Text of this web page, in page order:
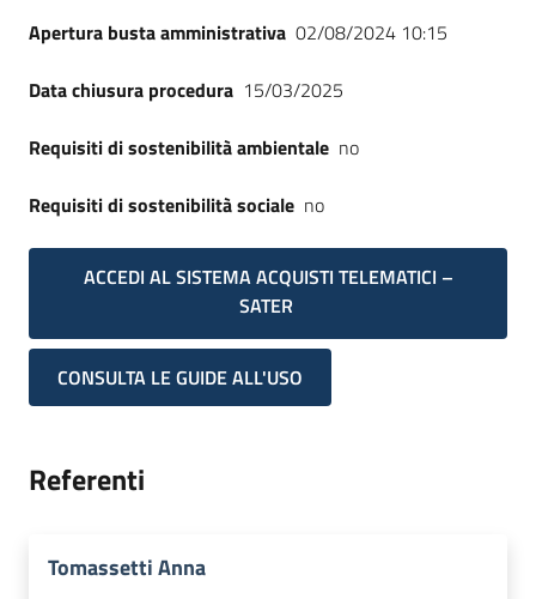
Apertura busta amministrativa 02/08/2024 10:15
Data chiusura procedura 15/03/2025
Requisiti di sostenibilità ambientale no
Requisiti di sostenibilità sociale no
ACCEDI AL SISTEMA ACQUISTI TELEMATICI –
SATER
CONSULTA LE GUIDE ALL'USO
Referenti
Tomassetti Anna